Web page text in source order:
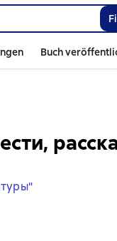
Buch